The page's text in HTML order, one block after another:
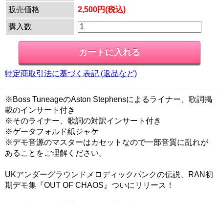
販売価格
2,500円(税込)
購入数
特定商取引法に基づく表記 (返品など)
※Boss TuneageのAston Stephensによるライナー、歌詞掲
載のインサート付き
※そのライナー、歌詞の対訳インサート付き
※ゲータフォルド紙ジャケ
※デモ音源のマスターはカセットなので一部音質に乱れが
あることをご理解ください。
UKアンダーグラウンドメロディックパンクの伝説、RAN初
期デモ集『OUT OF CHAOS』ついにリリース！